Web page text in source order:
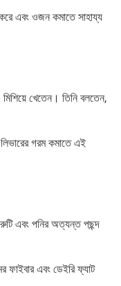
করে এবং ওজন কমাতে সাহায্য
খেতেন। তিনি বলতেন,
গরম কমাতে এই
রুটি এবং পনির অত্যন্ত পছন্দ
ফাইবার এবং ডেইরি ফ্যাট